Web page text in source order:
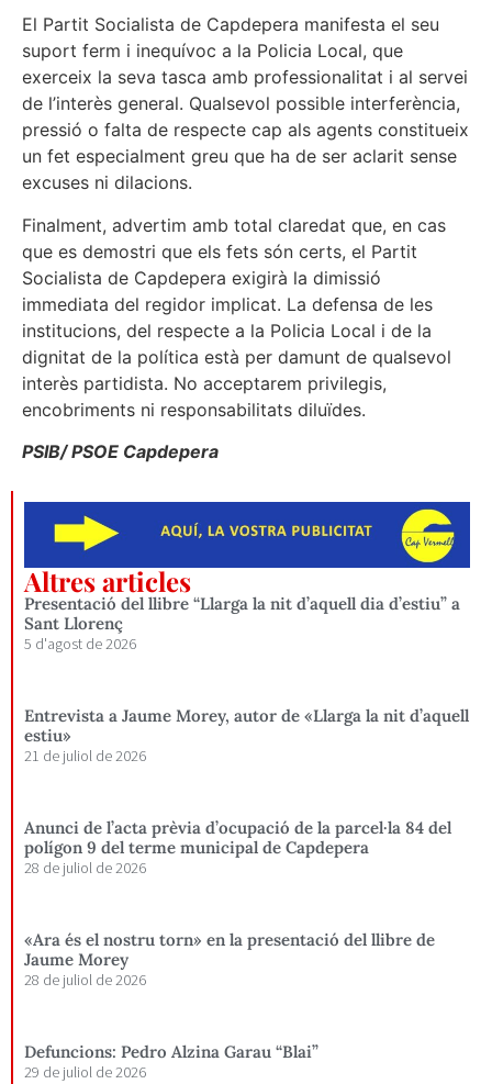
El Partit Socialista de Capdepera manifesta el seu
suport ferm i inequívoc a la Policia Local, que
exerceix la seva tasca amb professionalitat i al servei
de l’interès general. Qualsevol possible interferència,
pressió o falta de respecte cap als agents constitueix
un fet especialment greu que ha de ser aclarit sense
excuses ni dilacions.
Finalment, advertim amb total claredat que, en cas
que es demostri que els fets són certs, el Partit
Socialista de Capdepera exigirà la dimissió
immediata del regidor implicat. La defensa de les
institucions, del respecte a la Policia Local i de la
dignitat de la política està per damunt de qualsevol
interès partidista. No acceptarem privilegis,
encobriments ni responsabilitats diluïdes.
PSIB/ PSOE Capdepera
Altres articles
Presentació del llibre “Llarga la nit d’aquell dia d’estiu” a
Sant Llorenç
5 d'agost de 2026
Entrevista a Jaume Morey, autor de «Llarga la nit d’aquell
estiu»
21 de juliol de 2026
Anunci de l’acta prèvia d’ocupació de la parcel·la 84 del
polígon 9 del terme municipal de Capdepera
28 de juliol de 2026
«Ara és el nostru torn» en la presentació del llibre de
Jaume Morey
28 de juliol de 2026
Defuncions: Pedro Alzina Garau “Blai”
29 de juliol de 2026